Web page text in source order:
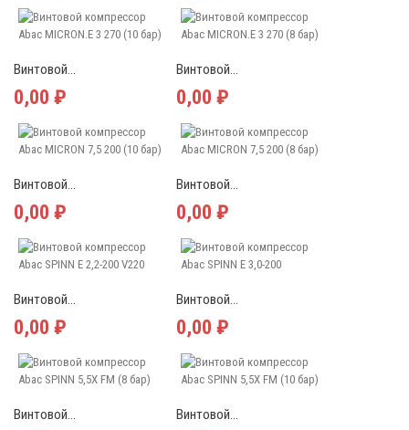
Винтовой...
0,00 ₽
Винтовой...
0,00 ₽
Винтовой...
0,00 ₽
Винтовой...
0,00 ₽
Винтовой...
0,00 ₽
Винтовой...
0,00 ₽
Винтовой... Винтовой...